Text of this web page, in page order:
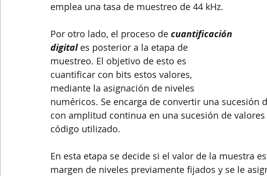
emplea una tasa de muestreo de 44 kHz.
Por otro lado, el proceso de cuantificación
digital es posterior a la etapa de
muestreo. El objetivo de esto es
cuantificar con bits estos valores,
mediante la asignación de niveles
numéricos. Se encarga de convertir una sucesión
con amplitud continua en una sucesión de
código utilizado.
En esta etapa se decide si el valor de la muestra
margen de niveles previamente fijados y se le